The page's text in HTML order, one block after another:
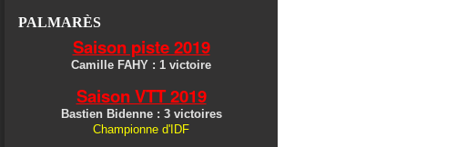
PALMARÈS
Saison piste 2019
Camille FAHY : 1 victoire
Saison VTT 2019
Bastien Bidenne : 3 victoires
Championne d'IDF